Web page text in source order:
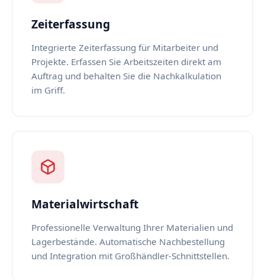
Zeiterfassung
Integrierte Zeiterfassung für Mitarbeiter und
Projekte. Erfassen Sie Arbeitszeiten direkt am
Auftrag und behalten Sie die Nachkalkulation
im Griff.
Materialwirtschaft
Professionelle Verwaltung Ihrer Materialien und
Lagerbestände. Automatische Nachbestellung
und Integration mit Großhändler-Schnittstellen.